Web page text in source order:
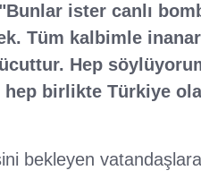
"Bunlar ister canlı
Tüm kalbimle
Hep
hep birlikte Türkiye
bekleyen